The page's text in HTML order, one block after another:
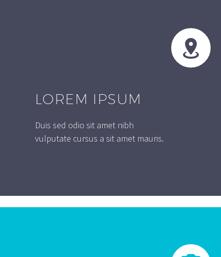


LOREM IPSUM
Duis sed odio sit amet nibh
vulputate cursus a sit amet mauris.